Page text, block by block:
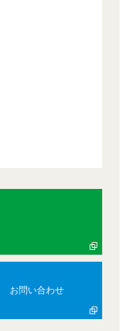
お問い合わせ